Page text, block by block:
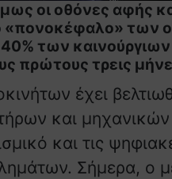
οι οθόνες αφής
«πονοκέφαλο» των
40% των
πρώτους τρεις
έχει
και
και τις
Σήμερα, ο